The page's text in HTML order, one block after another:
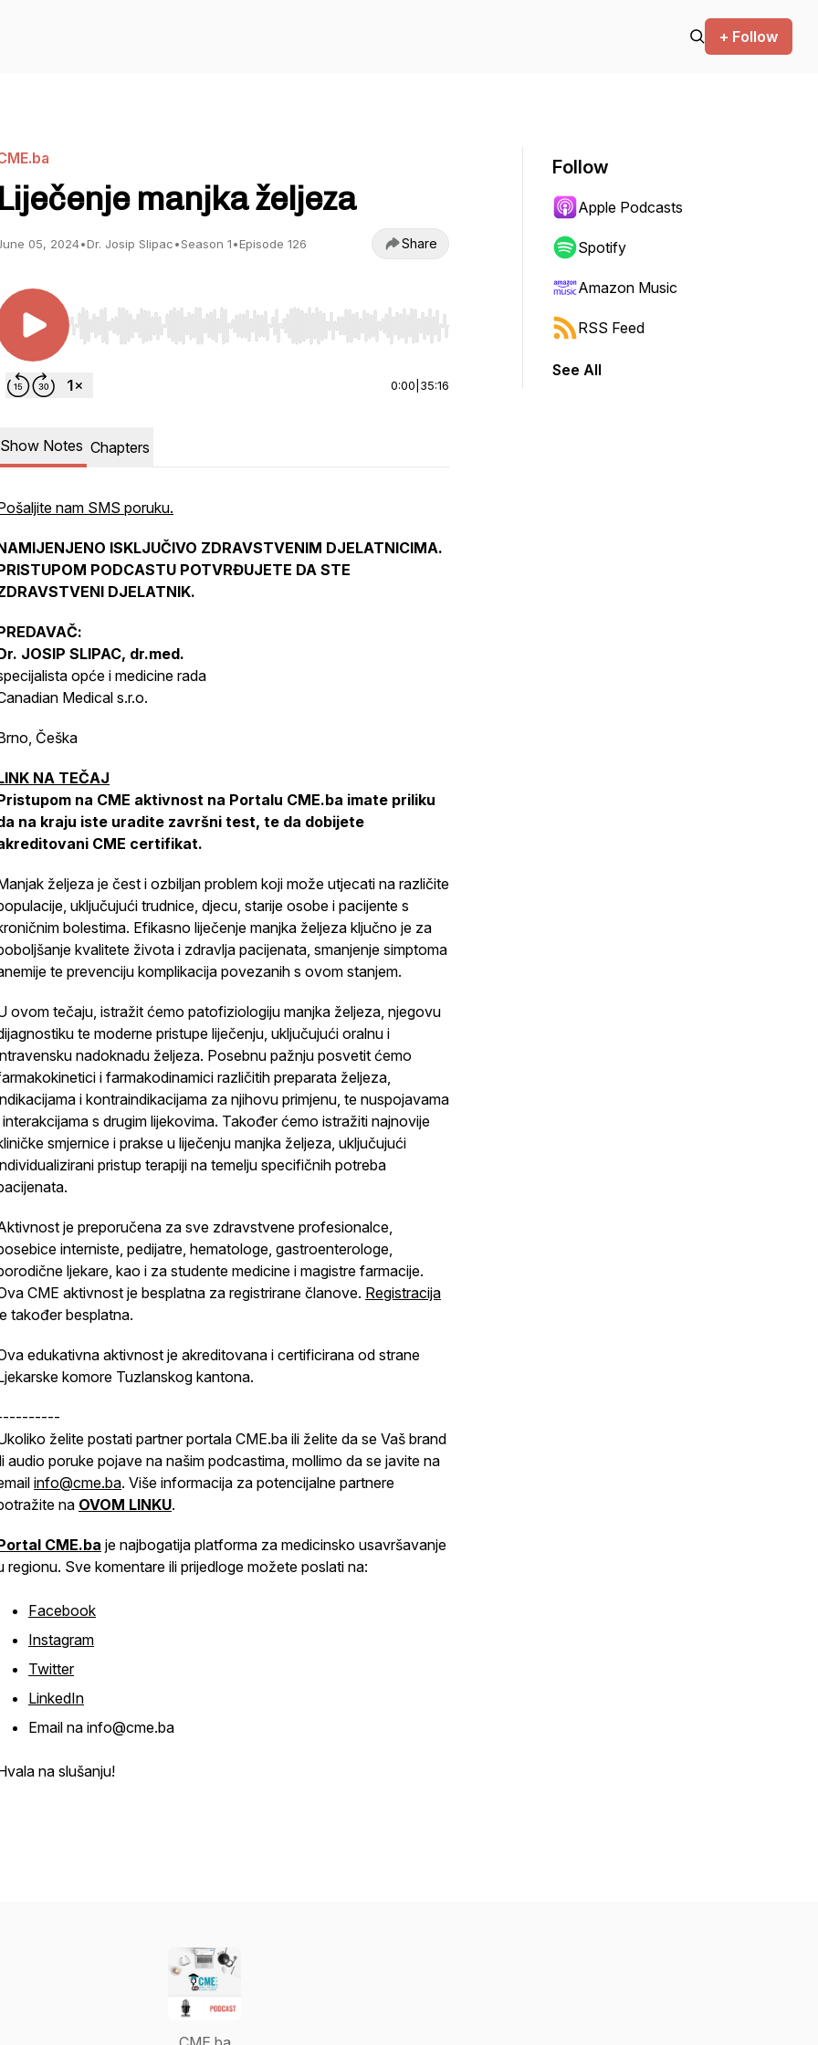
+ Follow
Liječenje manjka željeza
05, 2024•Dr. Josip Slipac•Season 1•Episode 126 Share
Use Left/Right to seek, Home/End to jump to start or end. Hold shift to jump forward or backward.
0:00 35:16
Show Notes Chapters
nam SMS poruku.
ISKLJUČIVO ZDRAVSTVENIM DJELATNICIMA.
PODCASTU POTVRĐUJETE DA STE
DJELATNIK.
JOSIP SLIPAC, dr.med.
opće i medicine rada
Medical s.r.o.
Češka
NA TEČAJ
na CME aktivnost na Portalu CME.ba imate priliku
na kraju iste uradite završni test, te da dobijete
CME certifikat.
željeza je čest i ozbiljan problem koji može utjecati na različite
uključujući trudnice, djecu, starije osobe i pacijente s
bolestima. Efikasno liječenje manjka željeza ključno je za
kvalitete života i zdravlja pacijenata, smanjenje simptoma
te prevenciju komplikacija povezanih s ovom stanjem.
ovom tečaju, istražit ćemo patofiziologiju manjka željeza, njegovu
te moderne pristupe liječenju, uključujući oralnu i
nadoknadu željeza. Posebnu pažnju posvetit ćemo
i farmakodinamici različitih preparata željeza,
i kontraindikacijama za njihovu primjenu, te nuspojavama
interakcijama s drugim lijekovima. Također ćemo istražiti najnovije
smjernice i prakse u liječenju manjka željeza, uključujući
pristup terapiji na temelju specifičnih potreba
je preporučena za sve zdravstvene profesionalce,
interniste, pedijatre, hematologe, gastroenterologe,
ljekare, kao i za studente medicine i magistre farmacije.
CME aktivnost je besplatna za registrirane članove. Registracija
također besplatna.
edukativna aktivnost je akreditovana i certificirana od strane
komore Tuzlanskog kantona.
želite postati partner portala CME.ba ili želite da se Vaš brand
audio poruke pojave na našim podcastima, mollimo da se javite na
info@cme.ba. Više informacija za potencijalne partnere
na OVOM LINKU.
CME.ba je najbogatija platforma za medicinsko usavršavanje
regionu. Sve komentare ili prijedloge možete poslati na:
Facebook
Instagram
Twitter
LinkedIn
Email na info@cme.ba
na slušanju!
Follow
Apple Podcasts
Spotify
Amazon Music
RSS Feed
See All